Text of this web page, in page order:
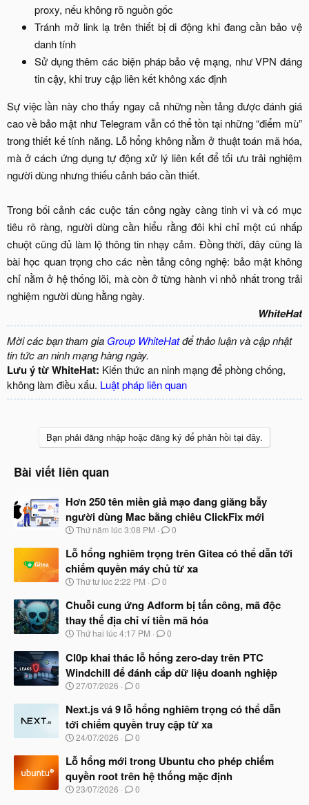
proxy, nếu không rõ nguồn gốc​
Tránh mở link lạ trên thiết bị di động khi đang cần bảo vệ
danh tính​
Sử dụng thêm các biện pháp bảo vệ mạng, như VPN đáng
tin cậy, khi truy cập liên kết không xác định​
Sự việc lần này cho thấy ngay cả những nền tảng được đánh giá
cao về bảo mật như Telegram vẫn có thể tồn tại những “điểm mù”
trong thiết kế tính năng. Lỗ hổng không nằm ở thuật toán mã hóa,
mà ở cách ứng dụng tự động xử lý liên kết để tối ưu trải nghiệm
người dùng nhưng thiếu cảnh báo cần thiết.
Trong bối cảnh các cuộc tấn công ngày càng tinh vi và có mục
tiêu rõ ràng, người dùng cần hiểu rằng đôi khi chỉ một cú nhấp
chuột cũng đủ làm lộ thông tin nhạy cảm. Đồng thời, đây cũng là
bài học quan trọng cho các nền tảng công nghệ: bảo mật không
chỉ nằm ở hệ thống lõi, mà còn ở từng hành vi nhỏ nhất trong trải
nghiệm người dùng hằng ngày.​
WhiteHat
Mời các bạn tham gia Group WhiteHatđể thảo luận và cập nhật
tin tức an ninh mạng hàng ngày.
Lưu ý từ WhiteHat: Kiến thức an ninh mạng để phòng chống,
không làm điều xấu. Luật pháp liên quan
Bạn phải đăng nhập hoặc đăng ký để phản hồi tại đây.
Bài viết liên quan
Hơn 250 tên miền giả mạo đang giăng bẫy
người dùng Mac bằng chiêu ClickFix mới
N
à
b
ắ
đ
ầ
u
Thứ năm lúc 3:08 PM 0
Lỗ hổng nghiêm trọng trên Gitea có thể dẫn tới
chiếm quyền máy chủ từ xa
N
à
b
ắ
đ
ầ
u
Thứ tư lúc 2:22 PM 0
Chuỗi cung ứng Adform bị tấn công, mã độc
thay thế địa chỉ ví tiền mã hóa
N
à
y
b
ắ
đ
ầ
u
Thứ hai lúc 4:17 PM 0
Cl0p khai thác lỗ hổng zero-day trên PTC
Windchill để đánh cắp dữ liệu doanh nghiệp
N
à
b
ắ
đ
ầ
u
27/07/2026 0
Next.js vá 9 lỗ hổng nghiêm trọng có thể dẫn
tới chiếm quyền truy cập từ xa
N
à
b
ắ
24/07/2026 0
Lỗ hổng mới trong Ubuntu cho phép chiếm
quyền root trên hệ thống mặc định
N
23/07/2026 0